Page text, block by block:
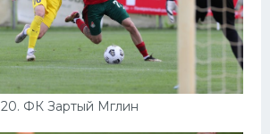
20. ФК Зартый Мглин